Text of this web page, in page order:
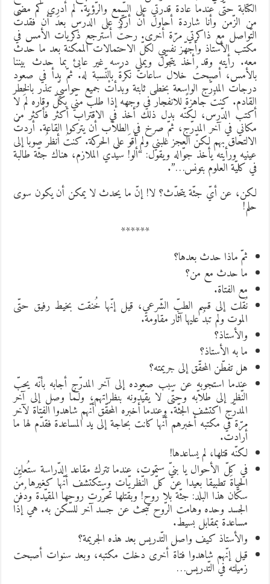
حتّى عندما عادة قدرتي على السّمع والرّؤية. لم أدرِي كم مضى
الزّمن وأنا شاردة أحاول أن أركّز على الدّرس بعد أن فقدتُ
مع ذاكرتي مرّة أخرى. رحتُ أسترجع ذكريات الأمس في
الأستاذ وأجهّز نفسي لكلّ الاحتمالات الممكنة بعد ما حدث
رأيته وقد أخذ يتجوّل ويملي درسه غير عابئ بما حدث بيننا
أصبحتُ خلال ساعات نكرةً بالنّسبة له. ثمّ بدأ في صعود
المدرّج الواسعة بخطى ثابتة وبدأتْ جميع حواسيّ تنذر بالخطر
كنتُ جاهزةً للانفجار في وجهه إذا طلب منّي بكلّ وقاره لمَ لا
الدّرس، لكنّه بدل ذلك أخذ في الاقتراب أكثر فأكثر من
في آخر المدرّج، ثمّ صرخ في الطلاّب أن يتركوا القاعة. أردتُ
بهم لكنّ العجز غلبني ولم أقوَ على الحركة. كنتُ أنظرُ صوبا إلى
ورأيته يأخذ جوّاله ويقول: “ألو! سيّدي الملازم، هناك جثّة طالبة
كليّة العلوم بتونس…”.
عن أيّ جثّة يتحدّث؟ لا! إنّ ما يحدث لا يمكن أن يكون سوى
******
ثمّ ماذا حدث بعدها؟
ما حدث مع من؟
مع الفتاة.
نُقلت إلى قسم الطبّ الشّرعي، قيل إنّها خُنقت بخيط رفيق حتّى
الموت ولم تبدُ عليها آثار مقاومة.
والأستاذ؟
ما به الأستاذ؟
هل تفطّن المحقّق إلى جريمته؟
عندما استجوبه عن سبب صعوده إلى آخر المدرّج أجابه بأنّه يحبّ
النّظر إلى طلاّبه وحتّى لا يقيّدونه بنظراتهم، ولـمّا وصل إلى آخر
المدرّج اكتشف الجثّة. وعندما أخبره المحقّق أنّهم شاهدوا الفتاة لآخر
مرّة في مكتبه أخبرهم أنّها كانت بحاجة إلى يد المساعدة فقدّم لها ما
أرادت.
لكنّه قتلها، لم يساعدها!
في كلّ الأحوال يا بنيّ ستموت، عندما تترك مقاعد الدّراسة ستُعايِن
الحياةَ تطبيقا بعيدا عن كلّ النّظريّات وستكتشف أنّها كغيرها من
سكّان هذا البلد: جثّة بلا روح! وبقتلها تحرّرت روحها المقيّدة ودُفن
الجسد وحده وهامت الرّوح تبحث عن جسد آخر للسّكن به. هي إذا
مساعدة بمقابل بسيط.
والأستاذ كيف واصل التّدريس بعد هذه الجريمة؟
قيل إنّهم شاهدوا فتاة أخرى دخلت مكتبه، وبعد سنوات أصبحت
زميلته في التّدريس…